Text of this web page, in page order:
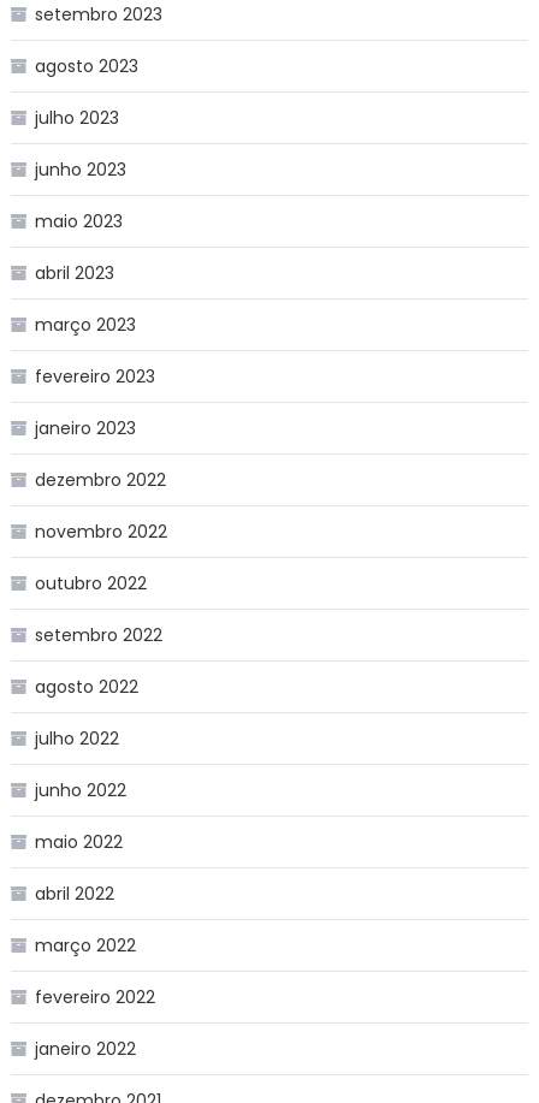
setembro 2023
agosto 2023
julho 2023
junho 2023
maio 2023
abril 2023
março 2023
fevereiro 2023
janeiro 2023
dezembro 2022
novembro 2022
outubro 2022
setembro 2022
agosto 2022
julho 2022
junho 2022
maio 2022
abril 2022
março 2022
fevereiro 2022
janeiro 2022